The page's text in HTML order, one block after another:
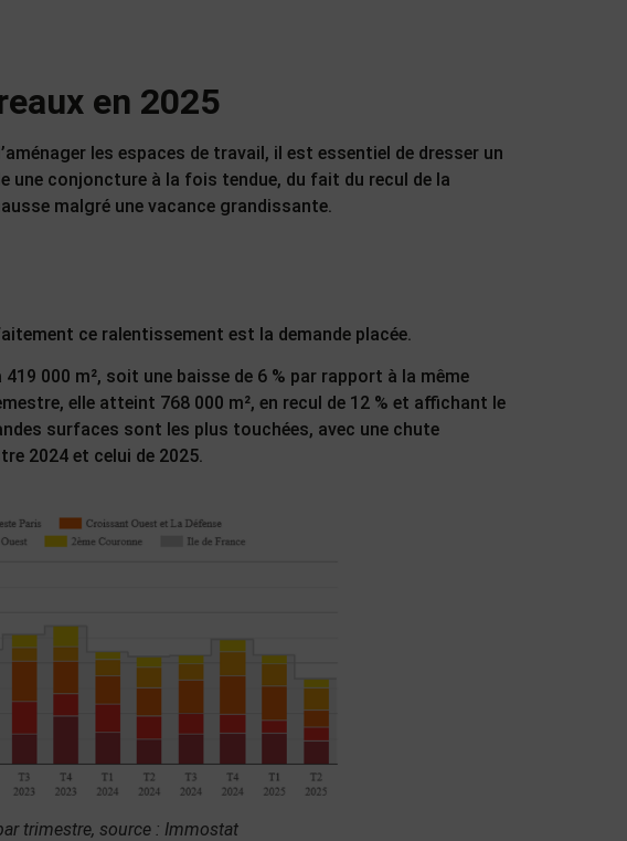
en 2025
les espaces de travail, il est essentiel de dresser un
une conjoncture à la fois tendue, du fait du recul de la
malgré une vacance grandissante.
ce ralentissement est la demande placée.
000 m², soit une baisse de 6 % par rapport à la même
elle atteint 768 000 m², en recul de 12 % et affichant le
surfaces sont les plus touchées, avec une chute
2024 et celui de 2025.
trimestre, source : Immostat